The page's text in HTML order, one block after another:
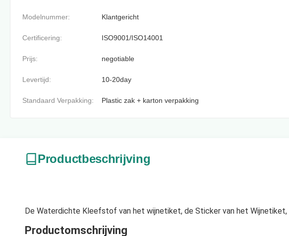
Modelnummer: Klantgericht
Certificering: ISO9001/ISO14001
Prijs: negotiable
Levertijd: 10-20day
Standaard Verpakking: Plastic zak + karton verpakking
Productbeschrijving
De Waterdichte Kleefstof van het wijnetiket, de Sticker van het
Productomschrijving